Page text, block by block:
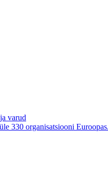
varud